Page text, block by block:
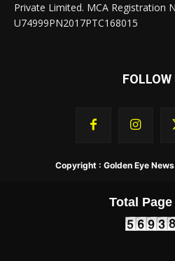
Private Limited. MCA Registration
U74999PN2017PTC168015
FOLLOW
Copyright : Golden Eye
Total